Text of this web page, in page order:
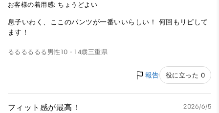
お客様の着用感: ちょうどよい
息子いわく、ここのパンツが一番いいらしい！ 何回もリピして
ます！
るるるるるる 男性 10 - 14歳三重県
報告 役に立った 0
フィット感が最高！ 2026/6/5